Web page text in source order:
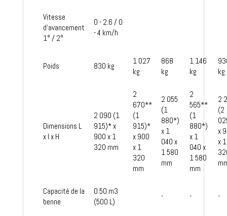
Vitesse
d'avancement
1° / 2°
0 - 2.6 / 0
- 4 km/h
Poids 830 kg
1 027
kg
868
kg
1 146
kg
kg
Dimensions L
x l x H
2 090 (1
915)* x
900 x 1
320 mm
2
670**
(1
915)*
x 900
x 1
320
mm
2 055
(1
880*)
x 1
040 x
1 580
mm
2
565**
(1
880*)
x 1
040 x
1 580
mm
2
(2
x
x 1
Capacité de la
benne
0.50 m3
(500 L)
- - -